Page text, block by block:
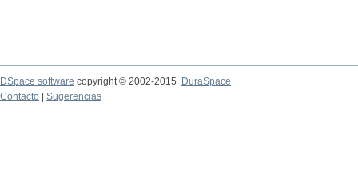
DSpace software copyright © 2002-2015
DuraSpace
Contacto
Sugerencias